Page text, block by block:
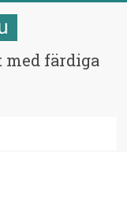
med färdiga